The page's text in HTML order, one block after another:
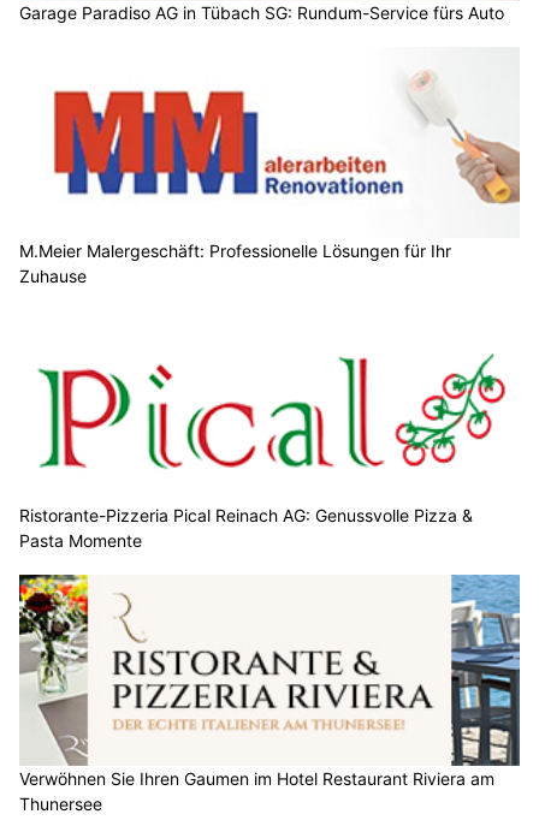
Garage Paradiso AG in Tübach SG: Rundum-Service fürs Auto
M.Meier Malergeschäft: Professionelle Lösungen für Ihr
Zuhause
Ristorante-Pizzeria Pical Reinach AG: Genussvolle Pizza &
Pasta Momente
Verwöhnen Sie Ihren Gaumen im Hotel Restaurant Riviera am
Thunersee